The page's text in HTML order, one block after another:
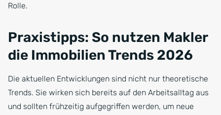
Rolle.
Praxistipps: So nutzen Makler
die Immobilien Trends 2026
Die aktuellen Entwicklungen sind nicht nur theoretische
Trends. Sie wirken sich bereits auf den Arbeitsalltag aus
und sollten frühzeitig aufgegriffen werden, um neue